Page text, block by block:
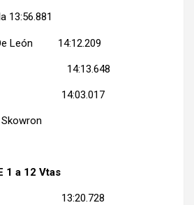
13:56.881
De León 14:12.209
14:13.648
14:03.017
1 a 12 Vtas
13:20.728